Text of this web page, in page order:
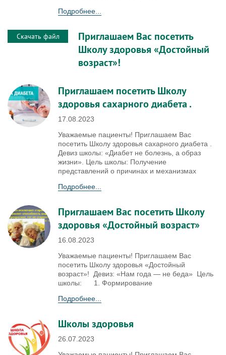
Подробнее...
Скачать файл
Приглашаем Вас посетить
Школу здоровья «Достойный
возраст»!
Приглашаем посетить Школу
здоровья сахарного диабета .
17.08.2023
Уважаемые пациенты! Приглашаем Вас
посетить Школу здоровья сахарного диабета .
Девиз школы: «Диабет не болезнь, а образ
жизни». Цель школы: Получение
представлений о причинах и механизмах
Подробнее...
Приглашаем Вас посетить Школу
здоровья «Достойный возраст»
16.08.2023
Уважаемые пациенты! Приглашаем Вас
посетить Школу здоровья «Достойный
возраст»! Девиз: «Нам года — не беда» Цель
школы: 1. Формирование
Подробнее...
Школы здоровья
26.07.2023